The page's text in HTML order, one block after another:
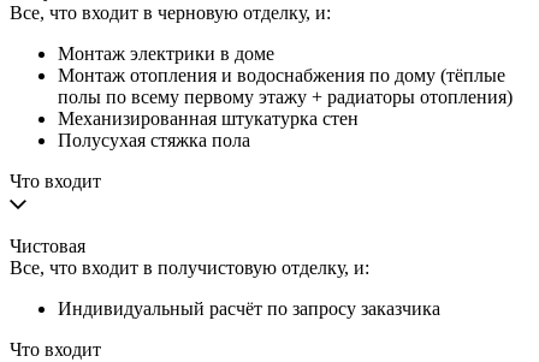
Все, что входит в черновую отделку, и:
Монтаж электрики в доме
Монтаж отопления и водоснабжения по дому (тёплые
полы по всему первому этажу + радиаторы отопления)
Механизированная штукатурка стен
Полусухая стяжка пола
Что входит
Чистовая
Все, что входит в получистовую отделку, и:
Индивидуальный расчёт по запросу заказчика
Что входит